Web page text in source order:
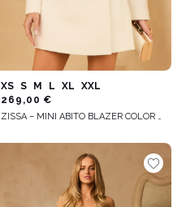
XS S M L XL
XXL
269,00 €
ZISSA – MINI ABITO BLAZER COLOR ECRU